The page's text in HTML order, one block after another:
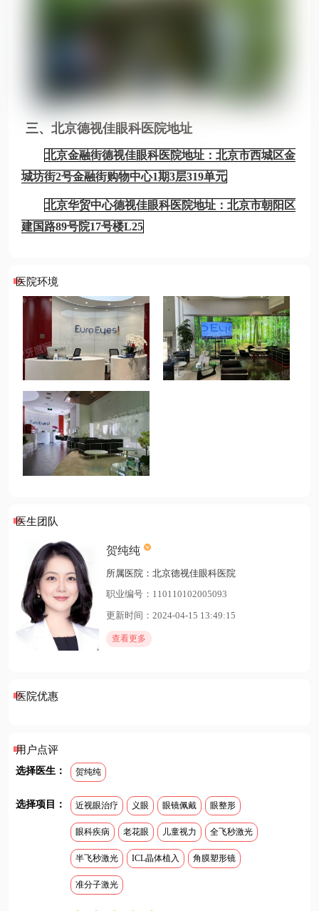
三、北京德视佳眼科医院地址
北京金融街德视佳眼科医院地址：北京市西城区金
城坊街2号金融街购物中心1期3层319单元
北京华贸中心德视佳眼科医院地址：北京市朝阳区
建国路89号院17号楼L25
医院环境
医生团队
贺纯纯
所属医院：北京德视佳眼科医院
职业编号：110110102005093
更新时间：2024-04-15 13:49:15
查看更多
医院优惠
用户点评
选择医生： 贺纯纯
选择项目： 近视眼治疗 义眼 眼镜佩戴 眼整形
眼科疾病 老花眼 儿童视力 全飞秒激光
半飞秒激光 ICL晶体植入 角膜塑形镜
准分子激光